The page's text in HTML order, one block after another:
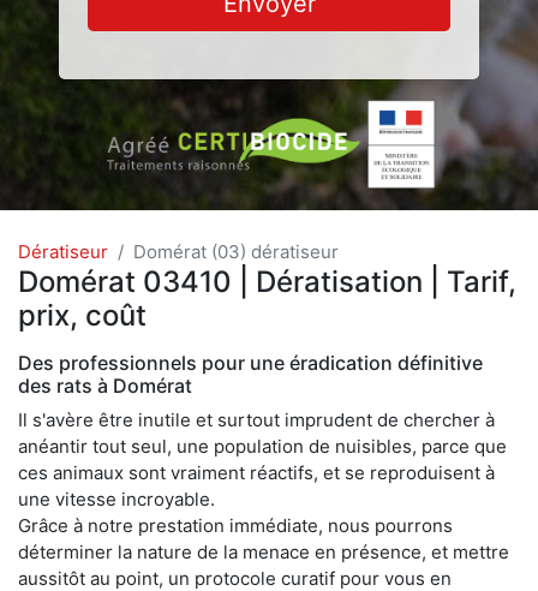
Dératiseur Domérat (03) dératiseur
Domérat 03410 | Dératisation | Tarif,
prix, coût
Des professionnels pour une éradication définitive
des rats à Domérat
Il s'avère être inutile et surtout imprudent de chercher à
anéantir tout seul, une population de nuisibles, parce que
ces animaux sont vraiment réactifs, et se reproduisent à
une vitesse incroyable.
Grâce à notre prestation immédiate, nous pourrons
déterminer la nature de la menace en présence, et mettre
aussitôt au point, un protocole curatif pour vous en